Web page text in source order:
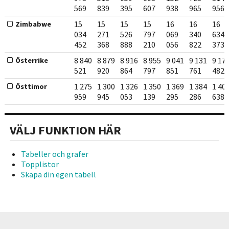
569
839
395
607
938
965
956
Zimbabwe
15
034
452
15
271
368
15
526
888
15
797
210
16
069
056
16
340
822
16
634
373
Österrike
8 840
521
8 879
920
8 916
864
8 955
797
9 041
851
9 131
761
9
482
Östtimor
1 275
959
1 300
945
1 326
053
1 350
139
1 369
295
1 384
286
1
638
VÄLJ FUNKTION HÄR
Tabeller och grafer
Topplistor
Skapa din egen tabell